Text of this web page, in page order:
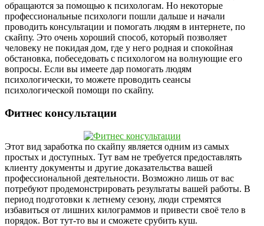
обращаются за помощью к психологам. Но некоторые
профессиональные психологи пошли дальше и начали
проводить консультации и помогать людям в интернете, по
скайпу. Это очень хороший способ, который позволяет
человеку не покидая дом, где у него родная и спокойная
обстановка, побеседовать с психологом на волнующие его
вопросы. Если вы имеете дар помогать людям
психологически, то можете проводить сеансы
психологической помощи по скайпу.
Фитнес консультации
Этот вид заработка по скайпу является одним из самых
простых и доступных. Тут вам не требуется предоставлять
клиенту документы и другие доказательства вашей
профессиональной деятельности. Возможно лишь от вас
потребуют продемонстрировать результаты вашей работы. В
период подготовки к летнему сезону, люди стремятся
избавиться от лишних килограммов и привести своё тело в
порядок. Вот тут-то вы и сможете срубить куш.